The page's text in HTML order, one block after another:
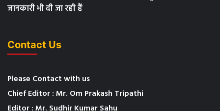
जानकारी भी दी जा रही हैं
Contact Us
Please Contact with us
Chief Editor : Mr. Om Prakash Tripathi